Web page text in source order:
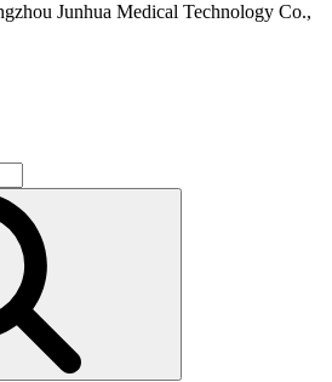
Junhua Medical Technology Co.,